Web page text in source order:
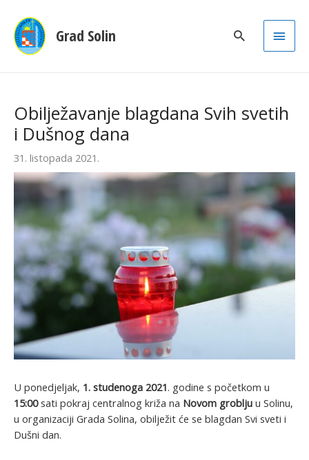
Grad Solin
Main
Obilježavanje blagdana Svih svetih
i Dušnog dana
31. listopada 2021.
U ponedjeljak, 1. studenoga 2021. godine s početkom u
15:00sati pokraj centralnog križa na Novom groblju u Solinu,
u organizaciji Grada Solina, obilježit će se blagdan Svi sveti i
Dušni dan.